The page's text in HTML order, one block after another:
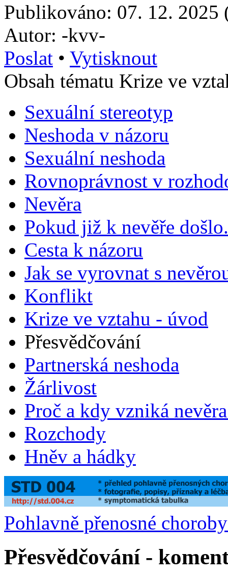
Publikováno: 07. 12. 2025
Autor: -kvv-
Poslat • Vytisknout
Obsah tématu Krize ve
Sexuální stereotyp
Neshoda v názoru
Sexuální neshoda
Rovnoprávnost v
Nevěra
Pokud již k nevěře
Cesta k názoru
Jak se vyrovnat s
Konflikt
Krize ve vztahu - úvod
Přesvědčování
Partnerská neshoda
Žárlivost
Proč a kdy vzniká
Rozchody
Hněv a hádky
Pohlavně přenosné
Přesvědčování -